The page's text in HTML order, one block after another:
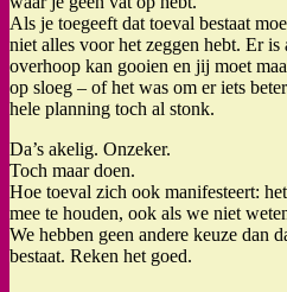
Als je toegeeft dat toeval bestaat
niet alles voor het zeggen hebt. Er
overhoop kan gooien en jij moet
op sloeg – of het was om er iets
hele planning toch al stonk.
Da’s akelig. Onzeker.
Toch maar doen.
Hoe toeval zich ook manifesteert:
mee te houden, ook als we niet
We hebben geen andere keuze dan
bestaat. Reken het goed.